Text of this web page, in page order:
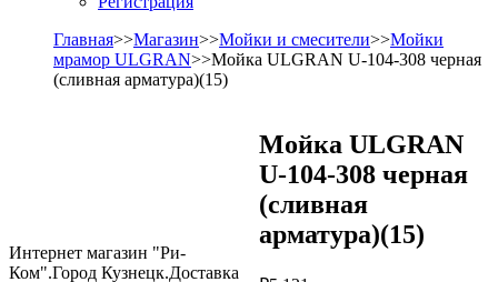
Главная>>Магазин>>Мойки и смесители>>Мойки
мрамор ULGRAN>>Мойка ULGRAN U-104-308 черная
(сливная арматура)(15)
Мойка ULGRAN
U-104-308 черная
(сливная
арматура)(15)
Интернет магазин "Ри-
Ком".Город Кузнецк.Доставка